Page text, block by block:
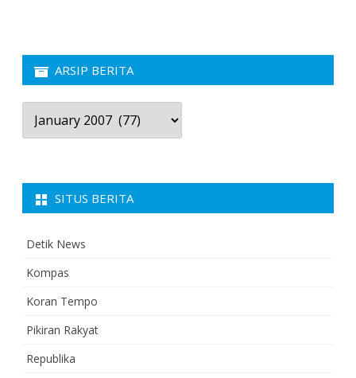
ARSIP BERITA
Arsip
Berita
SITUS BERITA
Detik News
Kompas
Koran Tempo
Pikiran Rakyat
Republika